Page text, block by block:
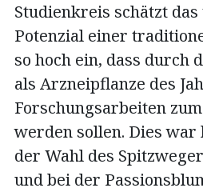
Studienkreis schätzt
Potenzial einer
so hoch ein, dass durch
als Arzneipflanze des
Forschungsarbeiten
werden sollen. Dies
der Wahl des
und bei der